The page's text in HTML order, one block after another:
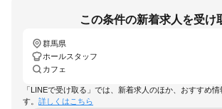
この条件の新着求人を受け
群馬県
ホールスタッフ
カフェ
「LINEで受け取る」では、新着求人のほか、おすすめ
す。 詳しくはこちら